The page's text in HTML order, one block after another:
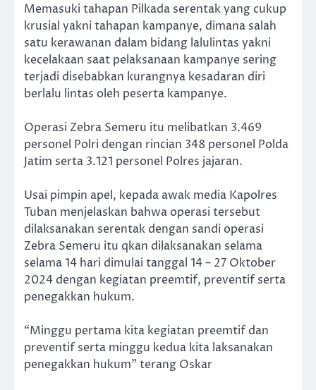
Memasuki tahapan Pilkada serentak yang cukup
krusial yakni tahapan kampanye, dimana salah
satu kerawanan dalam bidang lalulintas yakni
kecelakaan saat pelaksanaan kampanye sering
terjadi disebabkan kurangnya kesadaran diri
berlalu lintas oleh peserta kampanye.
Operasi Zebra Semeru itu melibatkan 3.469
personel Polri dengan rincian 348 personel Polda
Jatim serta 3.121 personel Polres jajaran.
Usai pimpin apel, kepada awak media Kapolres
Tuban menjelaskan bahwa operasi tersebut
dilaksanakan serentak dengan sandi operasi
Zebra Semeru itu qkan dilaksanakan selama
selama 14 hari dimulai tanggal 14 – 27 Oktober
2024 dengan kegiatan preemtif, preventif serta
penegakkan hukum.
“Minggu pertama kita kegiatan preemtif dan
preventif serta minggu kedua kita laksanakan
penegakkan hukum” terang Oskar